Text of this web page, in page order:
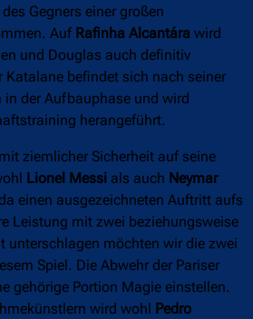
Gegners einer großen
Auf Rafinha Alcantára wird
und Douglas auch definitiv
Katalane befindet sich nach seiner
der Aufbauphase und wird
herangeführt.
ziemlicher Sicherheit auf seine
Lionel Messi als auch Neymar
einen ausgezeichneten Auftritt aufs
Leistung mit zwei beziehungsweise
unterschlagen möchten wir die zwei
Spiel. Die Abwehr der Pariser
gehörige Portion Magie einstellen.
wird wohl
Pedro